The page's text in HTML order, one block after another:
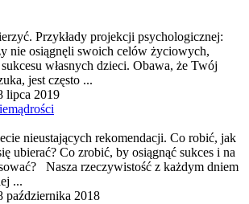
Przykłady projekcji psychologicznej:
nie osiągnęli swoich celów życiowych,
sukcesu własnych dzieci. Obawa, że Twój
jest często ...
lipca 2019
nieustających rekomendacji. Co robić, jak
ubierać? Co zrobić, by osiągnąć sukces i na
Nasza rzeczywistość z każdym dniem
...
października 2018